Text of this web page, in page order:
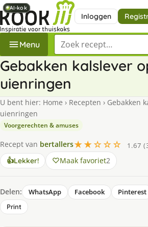
Inloggen
Menu Zoek een recept
Gebakken kalslever
uienringen
U bent hier: Home › Recepten › Gebakken
uienringen
Voorgerechten & amuses
Recept van bertallers★★☆☆☆
1.67
👍Lekker! Maak favoriet2
Delen: WhatsApp Facebook Pinterest
Print
AI-kok
AI-kok
AI-kok
AI-kok